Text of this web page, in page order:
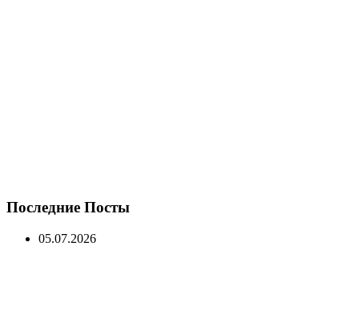
Последние Посты
05.07.2026